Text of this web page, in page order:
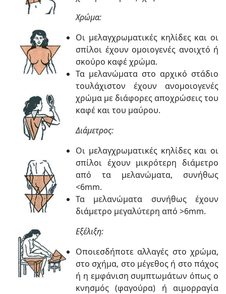
Χρώμα:
Οι μελαγχρωματικές κηλίδες και οι
σπίλοι έχουν ομοιογενές ανοιχτό ή
σκούρο καφέ χρώμα.
Τα μελανώματα στο αρχικό στάδιο
τουλάχιστον έχουν ανομοιογενές
χρώμα με διάφορες αποχρώσεις του
καφέ και του μαύρου.
Διάμετρος:
Οι μελαγχρωματικές κηλίδες και οι
σπίλοι έχουν μικρότερη διάμετρο
από τα μελανώματα, συνήθως
<6mm.
Τα μελανώματα συνήθως έχουν
διάμετρο μεγαλύτερη από >6mm.
Εξέλιξη:
Οποιεσδήποτε αλλαγές στο χρώμα,
στο σχήμα, στο μέγεθος ή στο πάχος
ή η εμφάνιση συμπτωμάτων όπως ο
κνησμός (φαγούρα) ή αιμορραγία